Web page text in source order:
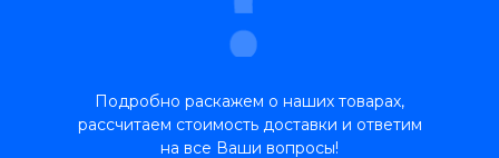
Подробно раскажем о наших товарах,
рассчитаем стоимость доставки и ответим
на все Ваши вопросы!